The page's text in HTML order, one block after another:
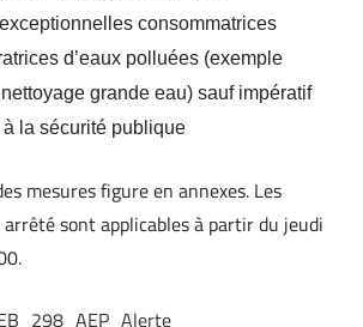
consommatrices
d’eaux polluées (exemple
grande eau) sauf impératif
la sécurité publique
mesures figure en annexes. Les
sont applicables à partir du jeudi